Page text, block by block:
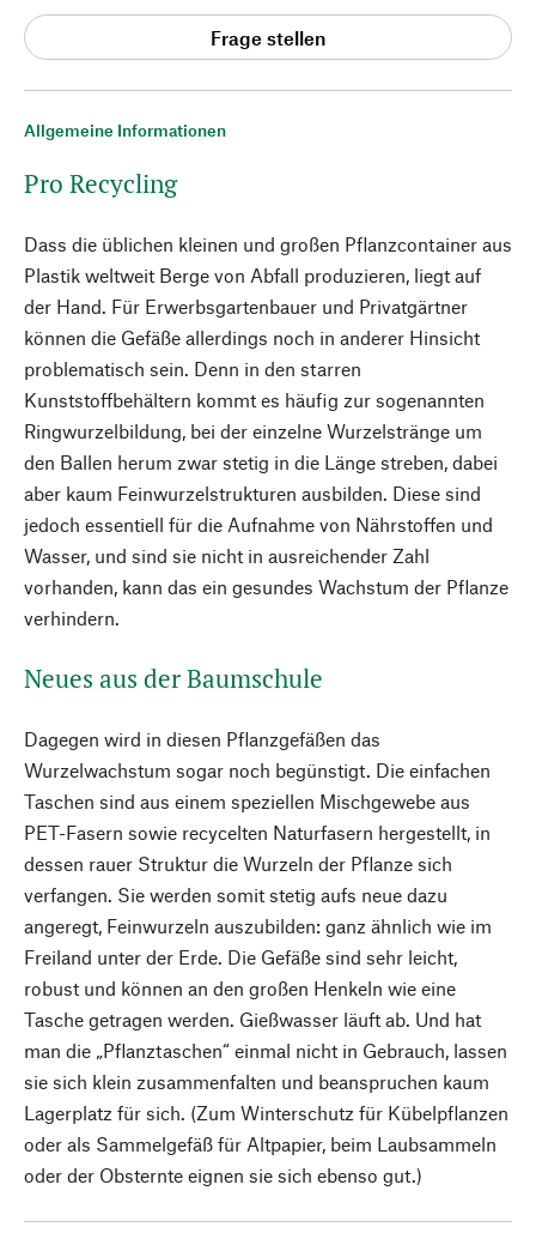
Allgemeine Informationen
Pro Recycling
Dass die üblichen kleinen und großen Pflanzcontainer aus
Plastik weltweit Berge von Abfall produzieren, liegt auf
der Hand. Für Erwerbsgartenbauer und Privatgärtner
können die Gefäße allerdings noch in anderer Hinsicht
problematisch sein. Denn in den starren
Kunststoffbehältern kommt es häufig zur sogenannten
Ringwurzelbildung, bei der einzelne Wurzelstränge um
den Ballen herum zwar stetig in die Länge streben, dabei
aber kaum Feinwurzelstrukturen ausbilden. Diese sind
jedoch essentiell für die Aufnahme von Nährstoffen und
Wasser, und sind sie nicht in ausreichender Zahl
vorhanden, kann das ein gesundes Wachstum der Pflanze
verhindern.
Neues aus der Baumschule
Dagegen wird in diesen Pflanzgefäßen das
Wurzelwachstum sogar noch begünstigt. Die einfachen
Taschen sind aus einem speziellen Mischgewebe aus
PET-Fasern sowie recycelten Naturfasern hergestellt, in
dessen rauer Struktur die Wurzeln der Pflanze sich
verfangen. Sie werden somit stetig aufs neue dazu
angeregt, Feinwurzeln auszubilden: ganz ähnlich wie im
Freiland unter der Erde. Die Gefäße sind sehr leicht,
robust und können an den großen Henkeln wie eine
Tasche getragen werden. Gießwasser läuft ab. Und hat
man die „Pflanztaschen“ einmal nicht in Gebrauch, lassen
sie sich klein zusammenfalten und beanspruchen kaum
Lagerplatz für sich. (Zum Winterschutz für Kübelpflanzen
oder als Sammelgefäß für Altpapier, beim Laubsammeln
oder der Obsternte eignen sie sich ebenso gut.)
Frage stellen